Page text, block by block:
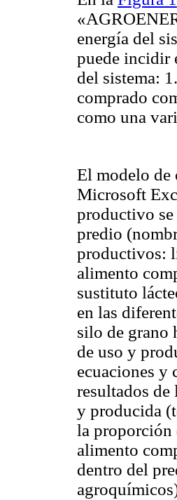
energía del
puede incidir
del sistema:
comprado
como una
El modelo
Microsoft
productivo
predio
productivos:
alimento
sustituto
en las
silo de grano
de uso y
ecuaciones y
resultados de
y producida
la proporción
alimento
dentro del